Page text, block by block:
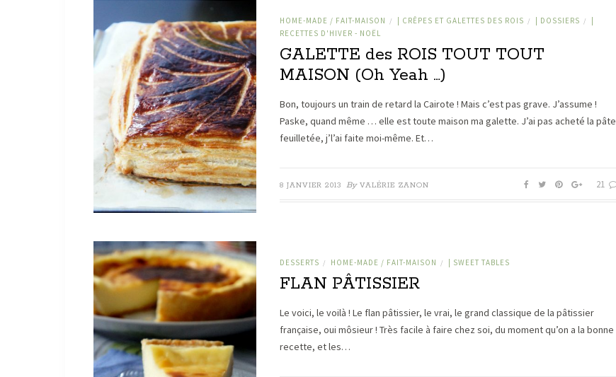
HOME-MADE / FAIT-MAISON / | CRÊPES ET GALETTES DES ROIS / | DOSSIERS /
RECETTES D'HIVER - NOËL
GALETTE des ROIS TOUT TOUT
MAISON (Oh Yeah …)
Bon, toujours un train de retard la Cairote ! Mais c’est pas grave. J’assume !
Paske, quand même … elle est toute maison ma galette. J’ai pas acheté la pâte
feuilletée, j’l’ai faite moi-même. Et…
8 JANVIER 2013 By VALÉRIE ZANON 21
DESSERTS / HOME-MADE / FAIT-MAISON / | SWEET TABLES
FLAN PÂTISSIER
Le voici, le voilà ! Le flan pâtissier, le vrai, le grand classique de la pâtissier
française, oui môsieur ! Très facile à faire chez soi, du moment qu’on a la bonne
recette, et les…